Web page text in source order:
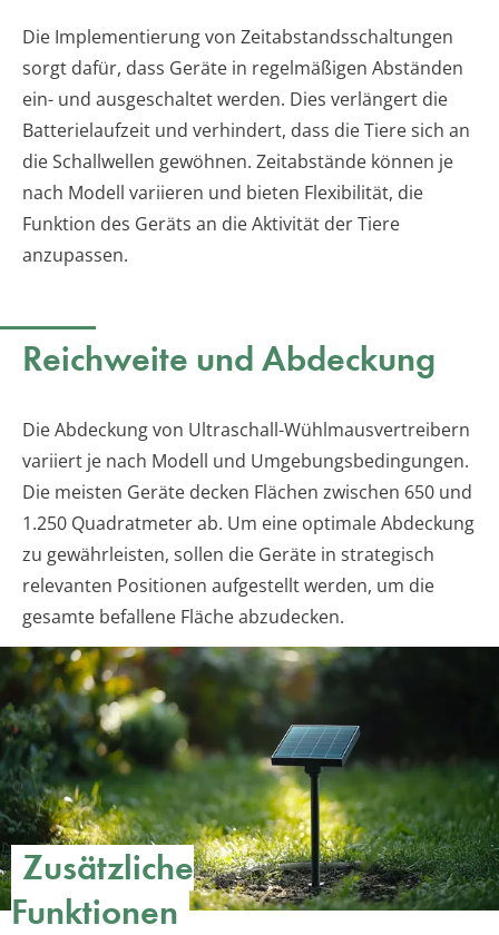
Die Implementierung von Zeitabstandsschaltungen
sorgt dafür, dass Geräte in regelmäßigen Abständen
ein- und ausgeschaltet werden. Dies verlängert die
Batterielaufzeit und verhindert, dass die Tiere sich an
die Schallwellen gewöhnen. Zeitabstände können je
nach Modell variieren und bieten Flexibilität, die
Funktion des Geräts an die Aktivität der Tiere
anzupassen.
Reichweite und Abdeckung
Die Abdeckung von Ultraschall-Wühlmausvertreibern
variiert je nach Modell und Umgebungsbedingungen.
Die meisten Geräte decken Flächen zwischen 650 und
1.250 Quadratmeter ab. Um eine optimale Abdeckung
zu gewährleisten, sollen die Geräte in strategisch
relevanten Positionen aufgestellt werden, um die
gesamte befallene Fläche abzudecken.
Zusätzliche
Funktionen